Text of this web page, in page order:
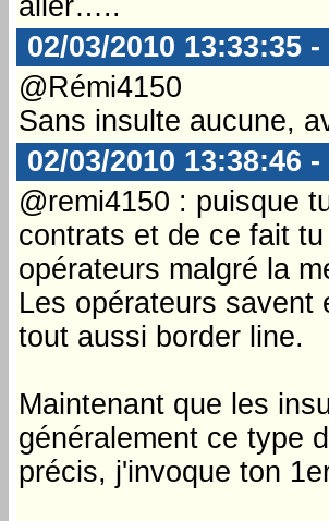
02/03/2010 13:33:35
@Rémi4150
Sans insulte aucune,
02/03/2010 13:38:46
@remi4150 : puisque
contrats et de ce fait
opérateurs malgré la
Les opérateurs
tout aussi border line.
Maintenant que les
généralement ce type
précis, j'invoque ton